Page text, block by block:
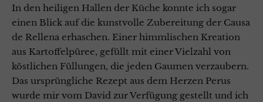
In den heiligen Hallen der Küche konnte ich sogar
einen Blick auf die kunstvolle Zubereitung der Causa
de Rellena erhaschen. Einer himmlischen Kreation
aus Kartoffelpüree, gefüllt mit einer Vielzahl von
köstlichen Füllungen, die jeden Gaumen verzaubern.
Das ursprüngliche Rezept aus dem Herzen Perus
wurde mir vom David zur Verfügung gestellt und ich